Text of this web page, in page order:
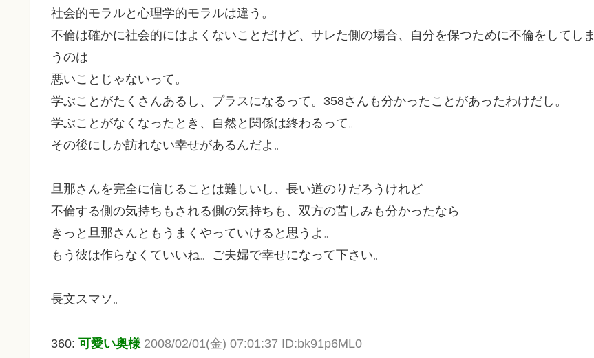
社会的モラルと心理学的モラルは違う。
不倫は確かに社会的にはよくないことだけど、サレた側の場合、自分を保つために不倫をしてしま
うのは
悪いことじゃないって。
学ぶことがたくさんあるし、プラスになるって。358さんも分かったことがあったわけだし。
学ぶことがなくなったとき、自然と関係は終わるって。
その後にしか訪れない幸せがあるんだよ。
旦那さんを完全に信じることは難しいし、長い道のりだろうけれど
不倫する側の気持ちもされる側の気持ちも、双方の苦しみも分かったなら
きっと旦那さんともうまくやっていけると思うよ。
もう彼は作らなくていいね。ご夫婦で幸せになって下さい。
長文スマソ。
360: 可愛い奥様 2008/02/01(金) 07:01:37 ID:bk91p6ML0